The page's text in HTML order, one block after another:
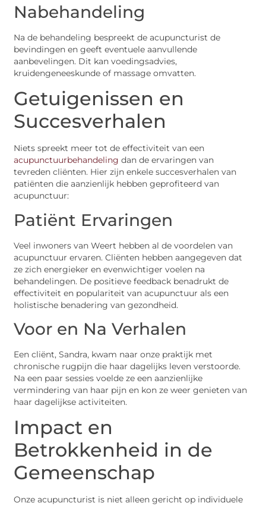
Nabehandeling
Na de behandeling bespreekt de acupuncturist de
bevindingen en geeft eventuele aanvullende
aanbevelingen. Dit kan voedingsadvies,
kruidengeneeskunde of massage omvatten.
Getuigenissen en
Succesverhalen
Niets spreekt meer tot de effectiviteit van een
acupunctuurbehandeling dan de ervaringen van
tevreden cliënten. Hier zijn enkele succesverhalen van
patiënten die aanzienlijk hebben geprofiteerd van
acupunctuur:
Patiënt Ervaringen
Veel inwoners van Weert hebben al de voordelen van
acupunctuur ervaren. Cliënten hebben aangegeven dat
ze zich energieker en evenwichtiger voelen na
behandelingen. De positieve feedback benadrukt de
effectiviteit en populariteit van acupunctuur als een
holistische benadering van gezondheid.
Voor en Na Verhalen
Een cliënt, Sandra, kwam naar onze praktijk met
chronische rugpijn die haar dagelijks leven verstoorde.
Na een paar sessies voelde ze een aanzienlijke
vermindering van haar pijn en kon ze weer genieten van
haar dagelijkse activiteiten.
Impact en
Betrokkenheid in de
Gemeenschap
Onze acupuncturist is niet alleen gericht op individuele